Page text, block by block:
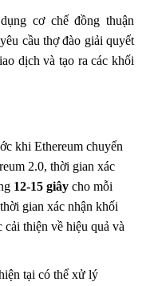
cơ chế đồng thuận
cầu thợ đào giải quyết
dịch và tạo ra các khối
khi Ethereum chuyển
2.0, thời gian xác
12-15 giâycho mỗi
gian xác nhận khối
thiện về hiệu quả và
tại có thể xử lý